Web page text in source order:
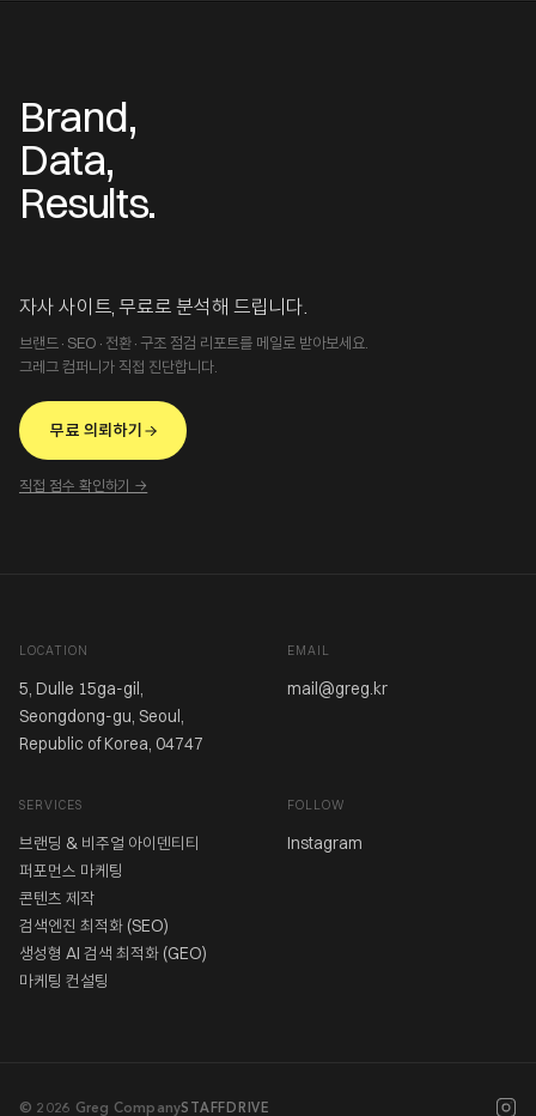
Brand,
Data,
Results.
자사 사이트, 무료로 분석해 드립니다.
브랜드·SEO·전환·구조 점검 리포트를 메일로 받아보세요.
그레그 컴퍼니가 직접 진단합니다.
무료 의뢰하기
직접 점수 확인하기 →
LOCATION
5, Dulle 15ga-gil,
Seongdong-gu, Seoul,
Republic of Korea, 04747
EMAIL
mail@greg.kr
SERVICES
브랜딩 & 비주얼 아이덴티티
퍼포먼스 마케팅
콘텐츠 제작
검색엔진 최적화 (SEO)
생성형 AI 검색 최적화 (GEO)
마케팅 컨설팅
FOLLOW
Instagram
© 2026 Greg CompanySTAFF DRIVE